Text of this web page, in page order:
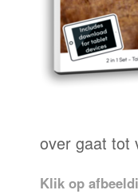
over gaat tot
Klik op